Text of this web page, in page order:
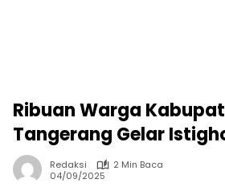
Ribuan Warga
Tangerang Gelar
Redaksi
2 Min Baca
04/09/2025